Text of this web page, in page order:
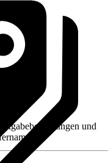
und